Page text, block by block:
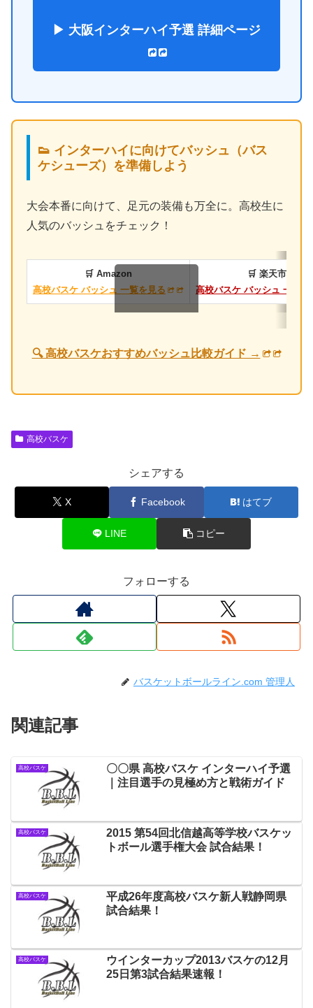
▶ 大阪インターハイ予選 詳細ページ
👟 インターハイに向けてバッシュ（バス
ケシューズ）を準備しよう
大会本番に向けて、足元の装備も万全に。高校生に
人気のバッシュをチェック！
🛒 Amazon
高校バスケ バッシュ 一覧を見る
🛒 楽天市場
高校バスケ バッシュ 一覧を
🔍 高校バスケおすすめバッシュ比較ガイド →
高校バスケ
シェアする
X Facebook はてブ
LINE コピー
フォローする
バスケットボールライン.com 管理人
関連記事
高校バスケ
〇〇県 高校バスケ インターハイ予選
｜注目選手の見極め方と戦術ガイド
高校バスケ
2015 第54回北信越高等学校バスケッ
トボール選手権大会 試合結果！
高校バスケ
平成26年度高校バスケ新人戦静岡県
試合結果！
高校バスケ
ウインターカップ2013バスケの12月
25日第3試合結果速報！